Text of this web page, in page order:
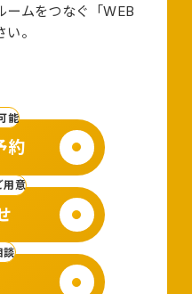
ームをつなぐ
「WEB
。
能
約
用意
談